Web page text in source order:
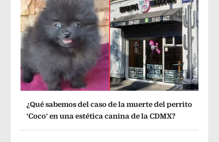
¿Qué sabemos del caso de la muerte del perrito
‘Coco’ en una estética canina de la CDMX?